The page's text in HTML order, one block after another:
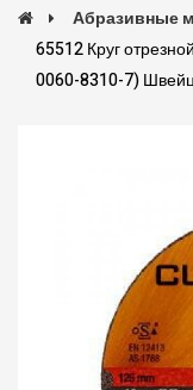
Абразивные
65512 Круг
0060-8310-7)